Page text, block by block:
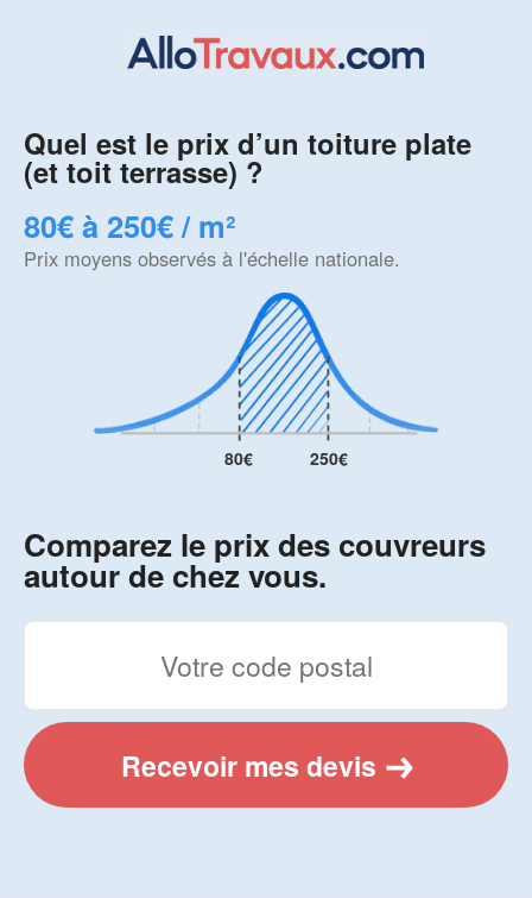
Quel est le prix d’un toiture plate
(et toit terrasse) ?
80€ à 250€ / m²
Prix moyens observés à l'échelle nationale.
80€ 250€
Comparez le prix des couvreurs
autour de chez vous.
Recevoir mes devis